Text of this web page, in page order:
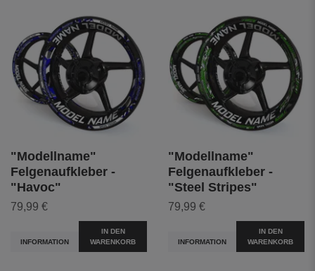
"Modellname"
Felgenaufkleber -
"Havoc"
79,99 €
INFORMATION
IN DEN
WARENKORB
"Modellname"
Felgenaufkleber -
"Steel Stripes"
79,99 €
INFORMATION
IN DEN
WARENKORB